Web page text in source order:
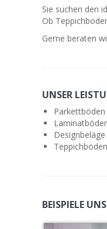
Sie suchen den
Ob
Gerne beraten
UNSER
BEISPIELE